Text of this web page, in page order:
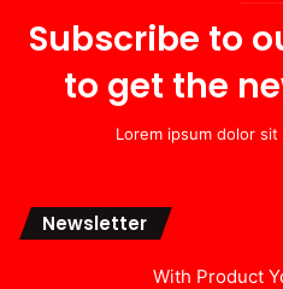
Subscribe to
to get the
Lorem ipsum dolor
Newsletter
With Product